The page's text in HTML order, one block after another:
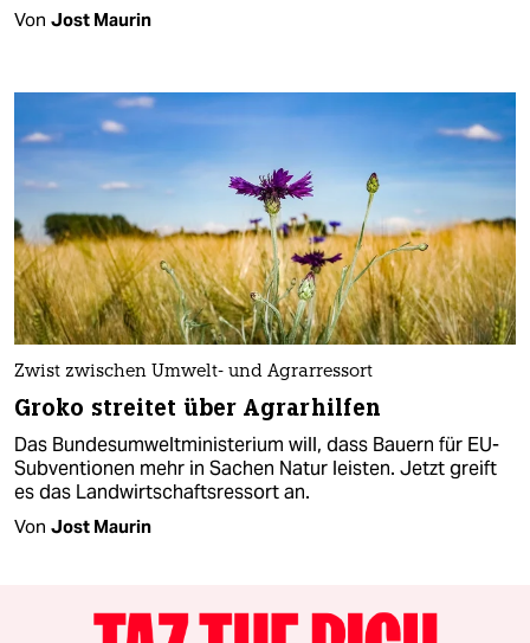
Von Jost Maurin
Zwist zwischen Umwelt- und Agrarressort
Groko streitet über Agrarhilfen
Das Bundesumweltministerium will, dass Bauern für EU-
Subventionen mehr in Sachen Natur leisten. Jetzt greift
es das Landwirtschaftsressort an.
Von Jost Maurin